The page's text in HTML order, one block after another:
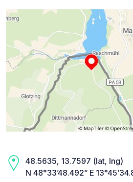
48.5635, 13.7597 (lat, lng)
N 48°33’48.492” E